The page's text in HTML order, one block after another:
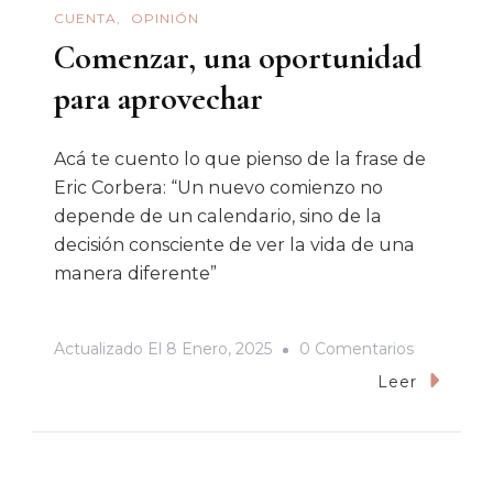
CUENTA OPINIÓN
Comenzar, una oportunidad
para aprovechar
Acá te cuento lo que pienso de la frase de
Eric Corbera: “Un nuevo comienzo no
depende de un calendario, sino de la
decisión consciente de ver la vida de una
manera diferente”
Actualizado El 8 Enero, 2025 0 ComentariosEn
Leer